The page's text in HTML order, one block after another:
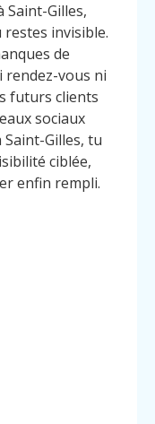
Saint-Gilles,
restes invisible.
de
rendez-vous ni
futurs clients
sociaux
Gilles, tu
ciblée,
enfin rempli.